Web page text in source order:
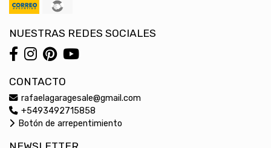
NUESTRAS REDES SOCIALES
CONTACTO
rafaelagaragesale@gmail.com
+5493492715858
Botón de arrepentimiento